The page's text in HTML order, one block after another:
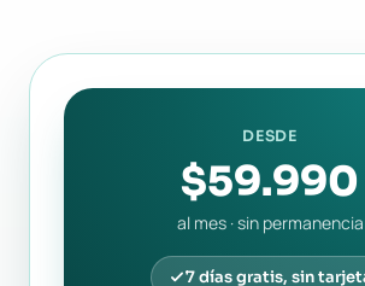
DESDE
$59.990
al mes · sin permanencia
7 días gratis, sin